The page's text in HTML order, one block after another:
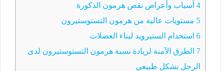
4 أسباب وأعراض نقص هرمون الذكورة
5 مستويات عالية من هرمون التستوستيرون
6 استخدام الستيرويد لبناء العضلات
7 الطرق الآمنة لزيادة نسبة هرمون التستوستيرون لدى
الرجل بشكل طبيعي